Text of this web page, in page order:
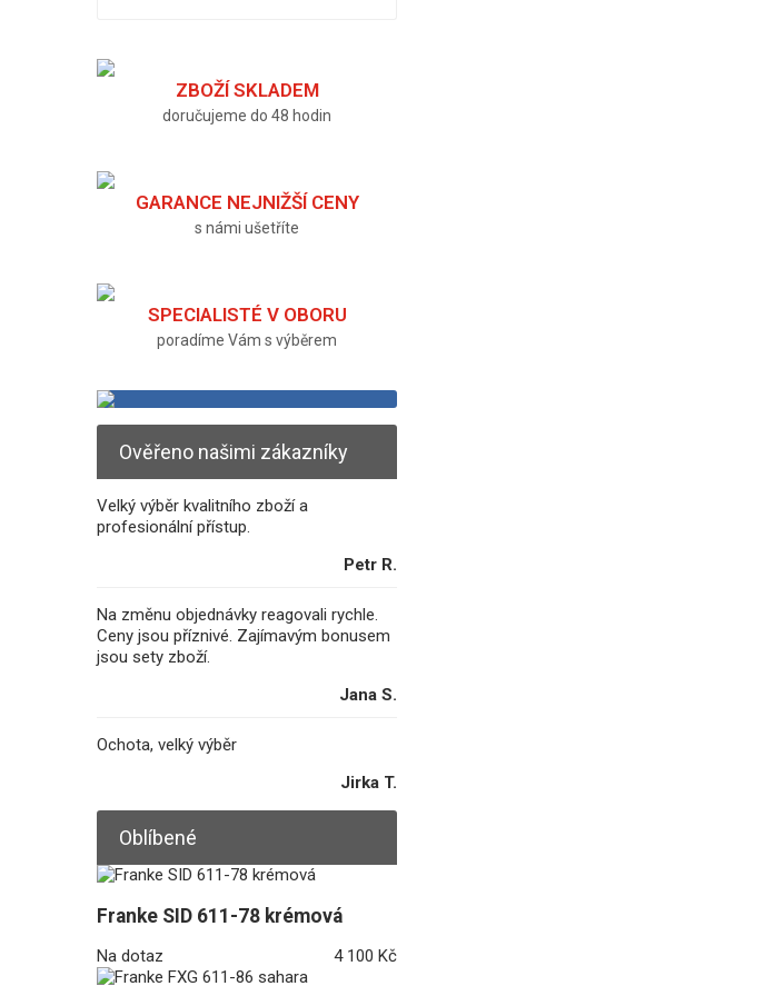
ZBOŽÍ SKLADEM
doručujeme do 48 hodin
GARANCE NEJNIŽŠÍ CENY
s námi ušetříte
SPECIALISTÉ V OBORU
poradíme Vám s výběrem
Ověřeno našimi zákazníky
Velký výběr kvalitního zboží a
profesionální přístup.
Petr R.
Na změnu objednávky reagovali rychle.
Ceny jsou příznivé. Zajímavým bonusem
jsou sety zboží.
Jana S.
Ochota, velký výběr
Jirka T.
Oblíbené
Franke SID 611-78 krémová
Na dotaz 4 100 Kč